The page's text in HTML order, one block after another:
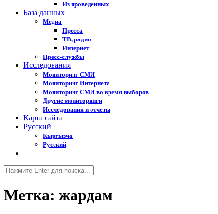
Из проведенных
База данных
Медиа
Пресса
ТВ, радио
Интернет
Пресс-службы
Исследования
Мониторинг СМИ
Мониторинг Интернета
Мониторинг СМИ во время выборов
Другие мониторинги
Исследования и отчеты
Карта сайта
Русский
Кыргызча
Русский
Метка: жардам